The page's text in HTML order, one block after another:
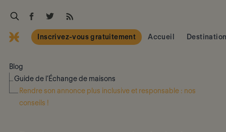
Accueil
Inscrivez-vous gratuitement
Blog
Guide de l’Échange de maisons
Rendre son annonce plus inclusive et responsable : nos
conseils !